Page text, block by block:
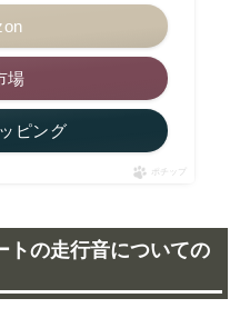
場
ピング
ポチップ
トの走行音についての